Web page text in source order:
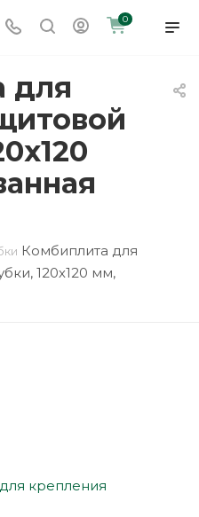
0
для
Комбиплита для
120х120 мм,